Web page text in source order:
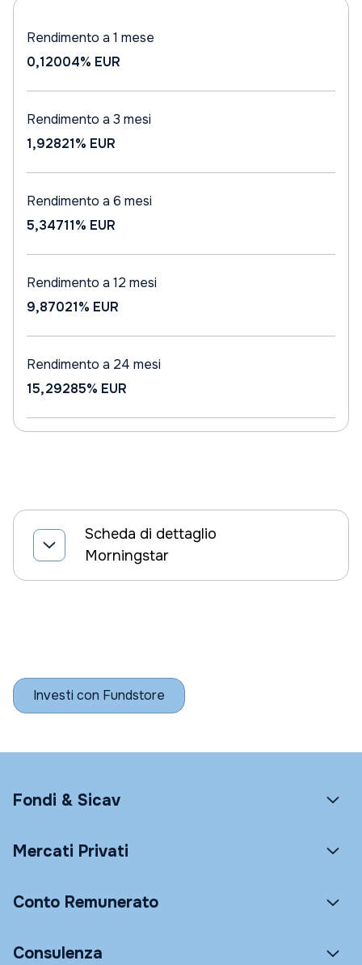
Rendimento a 1 mese
0,12004% EUR
Rendimento a 3 mesi
1,92821% EUR
Rendimento a 6 mesi
5,34711% EUR
Rendimento a 12 mesi
9,87021% EUR
Rendimento a 24 mesi
15,29285% EUR
Scheda di dettaglio
Morningstar
Investi con Fundstore
Fondi & Sicav
Mercati Privati
Conto Remunerato
Consulenza